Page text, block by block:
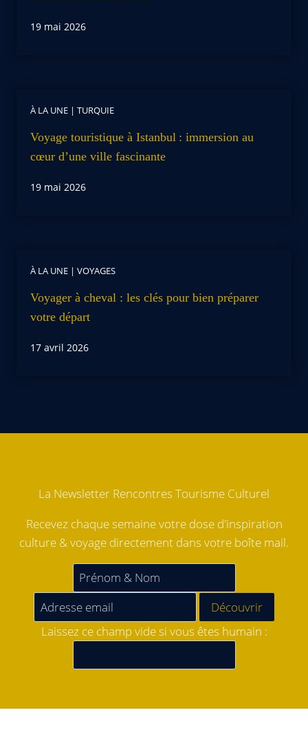
19 mai 2026
À LA UNE | TURQUIE
Voyage touristique à Istanbul : immersion au
cœur d’une ville fascinante
19 mai 2026
À LA UNE | VOYAGES
Voyager à cheval : les clés pour bien préparer
votre départ
17 avril 2026
La Newsletter Rencontres Tourisme Culturel
Recevez chaque semaine votre dose d'inspiration
culture & voyage directement dans votre boîte mail.
Laissez ce champ vide si vous êtes humain :